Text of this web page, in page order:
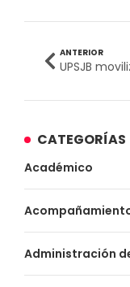
ANTERIOR
CATEGORÍAS
Académico
Administración